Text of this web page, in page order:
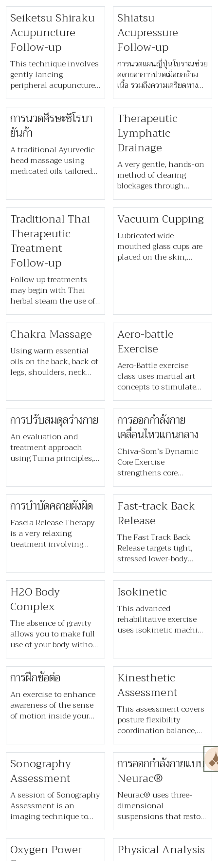
and enjoy life more fully.
effects to support
sustainable weight
management and
optimal health without
rigid diet rules.
heat or stagnant qi,
promoting energy flow
and restoring
neurological balance. It
calms the nervous
system, relaxes tight
muscles, and relieves
spasms, pain, and
tension for deep
relaxation.
Seiketsu Shiraku
Acupuncture
Follow-up
This technique involves
gently lancing
peripheral acupuncture
points to release excess
heat or stagnant qi,
promoting energy flow
and restoring
neurological balance. It
calms the nervous
system, relaxes tight
muscles, and relieves
relaxation.
Shiatsu
Acupressure
Follow-up
การนวดแผนญี่ปุ่นโบราณช่วย
คลายอาการปวดเมื่อยกล้าม
เนื้อ รวมถึงความเครียดทาง
จิตใจและความวิตกกังวล ด้วย
การกระตุ้นระบบการฟื้นฟูตัว
เองของร่างกายผ่านการนวด
กดอย่างล้ำลึกที่บริเวณจุดฝัง
เข็มทั่วร่างกาย
​การนวดศีรษะชิโรบา
ยันก้า
A traditional Ayurvedic
head massage using
medicated oils tailored
releases blockages,
supports lymph
drainage, and calms the
nervous system—
relieving tension,
fatigue, and insomnia
for deep rejuvenation.
Therapeutic
Lymphatic
Drainage
A very gentle, hands-on
method of clearing
blockages through
gentle, rhythmic
movements which
activate lymph glands
and pump fluid through
the channels, restoring
your body’s circulation
of fluid back to a
Traditional Thai
Therapeutic
Treatment
Follow-up
Follow up treatments
may begin with Thai
herbal steam the use of
traditional Thai herbs
which can be obtained
from our pharmacy on
Traditional Thai
Medicine specialist.
Vacuum Cupping
Lubricated wide-
mouthed glass cups are
placed on the skin,
circulation through light
suction. This treatment
is especially effective for
enhancing muscle
movement, restoring
circulation and
promoting a healing
response to treated areas.
Chakra Massage
Using warm essential
oils on the back, back of
legs, shoulders, neck
body, this treatment will
help to promote deep
relaxation, create a calm
mind and awaken deep
states of consciousness.
Aero-battle
Exercise
Aero-Battle exercise
class uses martial art
concepts to stimulate
the cardio vascular
system in senior adults.
The term ‘Martial Arts’
covers a variety of
fighting sports and
skills, mainly of East
Asian origin, including
Kung Fu, Thai boxing,
Taekwondo and Tai Chi
to help with physical,
mental and spiritual
development.
​​การปรับสมดุลร่างกาย​
An evaluation and
treatment approach
using Tuina principles,
spinal release to relax
the body and improve
circulation, nerves and
energy flow.
​​การออกกำลังกาย
เคลื่อนไหวแกนกลาง​
Chiva-Som’s Dynamic
Core Exercise
strengthens core
muscles and enhances
posture using the
CoreAlign® system,
tailored for a wide range
of fitness levels and
goals.
​​การบำบัดคลายผังผืด ​
Fascia Release Therapy
is a very relaxing
treatment involving
restrictions, and restore
elasticity, conductivity
and hydration. An
effective hands-on
technique that applies
gentle, sustained
pressure on fascia to
help normalise muscle
tone, decrease pain and
swelling, and increase
soft tissue and joint
mobility.
Fast-track Back
Release
The Fast Track Back
Release targets tight,
stressed lower-body
muscles to ease tension.
Our physiotherapists
identify the root causes
and guide you in
preventing future
tension through
stretching, posture
exercise techniques.
H2O Body
Complex
The absence of gravity
allows you to make full
use of your body without
any type of joint injuries
resulting in highly
efficient toning,
strengthening and
calorie-burning. This
non-impact
cardiovascular workout
aspects of physical
fitness: strength,
endurance, flexibility,
cardio-respiratory
endurance and body
composition. For couples
each person is 2,800
THB.
Isokinetic
This advanced
rehabilitative exercise
uses isokinetic machine
contraction through a
full range of motion.
Ideal for injury recovery
or post-surgery, it helps
measure, strengthen,
and restore joint
mobility and muscle
function.
​​การฝึกข้อต่อ​
An exercise to enhance
awareness of the sense
of motion inside your
balance training, the
benefits include an
improved joint position
sense and body
awareness, improved
balance, prevents the
risk of falling,
strengthens the core
muscles, improves
coordination and co-
contraction of muscles.
Kinesthetic
Assessment
This assessment covers
posture flexibility
coordination balance,
and muscle tone during
active movement, after
which our
physiotherapists will
review your results and
provide personalised
recommendations for
maintaining your
physical health and
wellbeing.
Sonography
Assessment
A session of Sonography
Assessment is an
imaging technique to
detect and treat various
musculoskeletal issues
you may have including
การออกกำลังกายแบบ
Neurac®
Neurac® uses three-
dimensional
suspensions that restore
pain-free movement
patterns while
improving muscle
Oxygen Power Physical Analysis